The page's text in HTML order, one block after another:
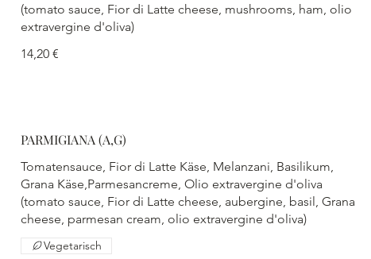
(tomato sauce, Fior di Latte cheese, mushrooms, ham, olio
extravergine d'oliva)
14,20 €
PARMIGIANA (A,G)
Tomatensauce, Fior di Latte Käse, Melanzani, Basilikum,
Grana Käse,Parmesancreme, Olio extravergine d'oliva
(tomato sauce, Fior di Latte cheese, aubergine, basil, Grana
cheese, parmesan cream, olio extravergine d'oliva)
Vegetarisch